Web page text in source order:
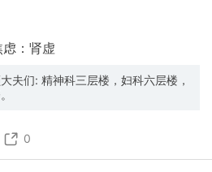
：肾虚
夫们: 精神科三层楼，妇科六层楼，
0